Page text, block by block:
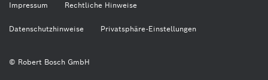
© Robert Bosch GmbH
Impressum Rechtliche Hinweise
Datenschutzhinweise Privatsphäre-Einstellungen